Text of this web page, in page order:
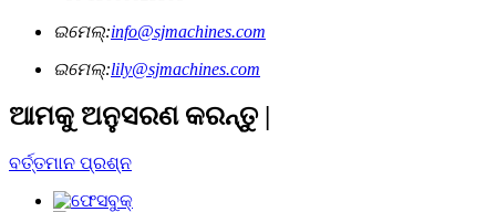
ଇମେଲ୍:info@sjmachines.com
ଇମେଲ୍:lily@sjmachines.com
ଆମକୁ ଅନୁସରଣ କରନ୍ତୁ |
ବର୍ତ୍ତମାନ ପ୍ରଶ୍ନ